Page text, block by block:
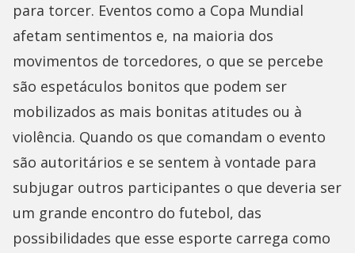
para torcer. Eventos como a Copa Mundial
afetam sentimentos e, na maioria dos
movimentos de torcedores, o que se percebe
são espetáculos bonitos que podem ser
mobilizados as mais bonitas atitudes ou à
violência. Quando os que comandam o evento
são autoritários e se sentem à vontade para
subjugar outros participantes o que deveria ser
um grande encontro do futebol, das
possibilidades que esse esporte carrega como